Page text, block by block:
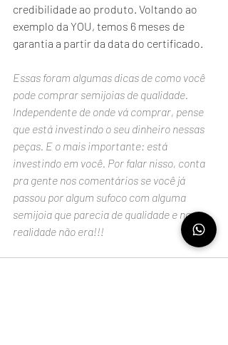
credibilidade ao produto. Voltando ao
exemplo da YOU, temos 6 meses de
garantia a partir da data do certificado.
Essas foram algumas dicas de como você
pode comprar semijoias de qualidade.
Independente de onde vá comprar, pense
que está investindo o seu dinheiro nessas
peças. E o mais importante: está
investindo em você. Por falar nisso, conta
pra gente nos comentários se você já
passou por algum sufoco com alguma
semijoia que parecia de qualidade e na
realidade não era!!!